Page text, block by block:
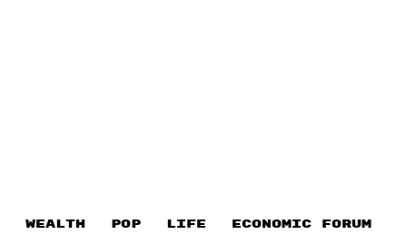
WEALTH POP LIFE ECONOMIC FORUM